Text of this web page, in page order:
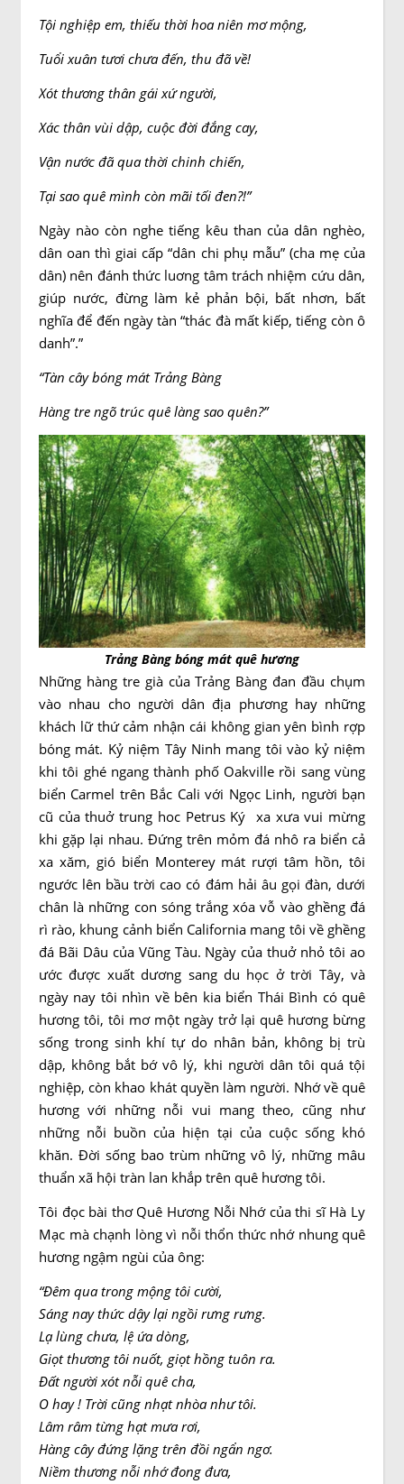
Tội nghiệp em, thiếu thời hoa niên mơ mộng,
Tuổi xuân tươi chưa đến, thu đã về!
Xót thương thân gái xứ người,
Xác thân vùi dập, cuộc đời đắng cay,
Vận nước đã qua thời chinh chiến,
Tại sao quê mình còn mãi tối đen?!”
Ngày nào còn nghe tiếng kêu than của dân nghèo,
dân oan thì giai cấp “dân chi phụ mẫu” (cha mẹ của
dân) nên đánh thức luơng tâm trách nhiệm cứu dân,
giúp nước, đừng làm kẻ phản bội, bất nhơn, bất
nghĩa để đến ngày tàn “thác đà mất kiếp, tiếng còn ô
danh”.”
“Tàn cây bóng mát Trảng Bàng
Hàng tre ngõ trúc quê làng sao quên?”
Trảng Bàng bóng mát quê hương
Những hàng tre già của Trảng Bàng đan đầu chụm
vào nhau cho người dân địa phương hay những
khách lữ thứ cảm nhận cái không gian yên bình rợp
bóng mát. Kỷ niệm Tây Ninh mang tôi vào kỷ niệm
khi tôi ghé ngang thành phố Oakville rồi sang vùng
biển Carmel trên Bắc Cali với Ngọc Linh, người bạn
cũ của thuở trung hoc Petrus Ký xa xưa vui mừng
khi gặp lại nhau. Đứng trên mỏm đá nhô ra biển cả
xa xăm, gió biển Monterey mát rượi tâm hồn, tôi
ngước lên bầu trời cao có đám hải âu gọi đàn, dưới
chân là những con sóng trắng xóa vỗ vào ghềng đá
rì rào, khung cảnh biển California mang tôi về ghềng
đá Bãi Dâu của Vũng Tàu. Ngày của thuở nhỏ tôi ao
ước được xuất dương sang du học ở trời Tây, và
ngày nay tôi nhìn về bên kia biển Thái Bình có quê
hương tôi, tôi mơ một ngày trở lại quê hương bừng
sống trong sinh khí tự do nhân bản, không bị trù
dập, không bắt bớ vô lý, khi người dân tôi quá tội
nghiệp, còn khao khát quyền làm người. Nhớ về quê
hương với những nỗi vui mang theo, cũng như
những nỗi buồn của hiện tại của cuộc sống khó
khăn. Đời sống bao trùm những vô lý, những mâu
thuẩn xã hội tràn lan khắp trên quê hương tôi.
Tôi đọc bài thơ Quê Hương Nỗi Nhớ của thi sĩ Hà Ly
Mạc mà chạnh lòng vì nỗi thổn thức nhớ nhung quê
hương ngậm ngùi của ông:
“Ðêm qua trong mộng tôi cười,
Sáng nay thức dậy lại ngồi rưng rưng.
Lạ lùng chưa, lệ ứa dòng,
Giọt thương tôi nuốt, giọt hồng tuôn ra.
Ðất người xót nỗi quê cha,
O hay ! Trời cũng nhạt nhòa như tôi.
Lâm râm từng hạt mưa rơi,
Hàng cây đứng lặng trên đồi ngẩn ngơ.
Niềm thương nỗi nhớ đong đưa,